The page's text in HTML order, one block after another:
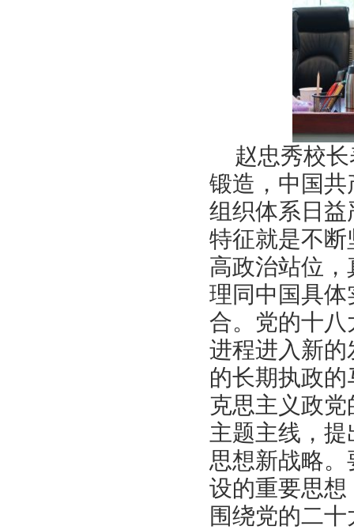
赵忠秀校
锻造，中国
组织体系日
特征就是不
高政治站位
理同中国具
合。党的十
进程进入新
的长期执政
克思主义政
主题主线，
思想新战略
设的重要思
围绕党的二